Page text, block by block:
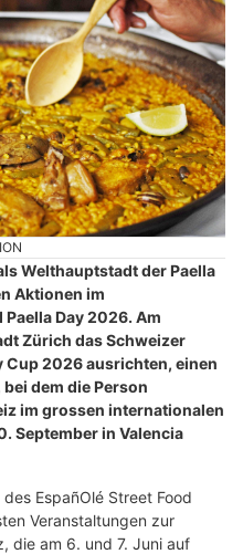
Welthauptstadt der Paella
Aktionen im
Day 2026. Am
Zürich das Schweizer
Cup 2026 ausrichten, einen
dem die Person
im grossen internationalen
September in Valencia
EspañOlé Street Food
Veranstaltungen zur
die am 6. und 7. Juni auf